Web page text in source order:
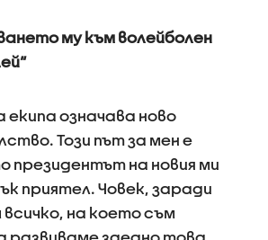
му към волейболен
екипа означава ново
Този път за мен е
президентът на новия ми
приятел. Човек, заради
на което съм